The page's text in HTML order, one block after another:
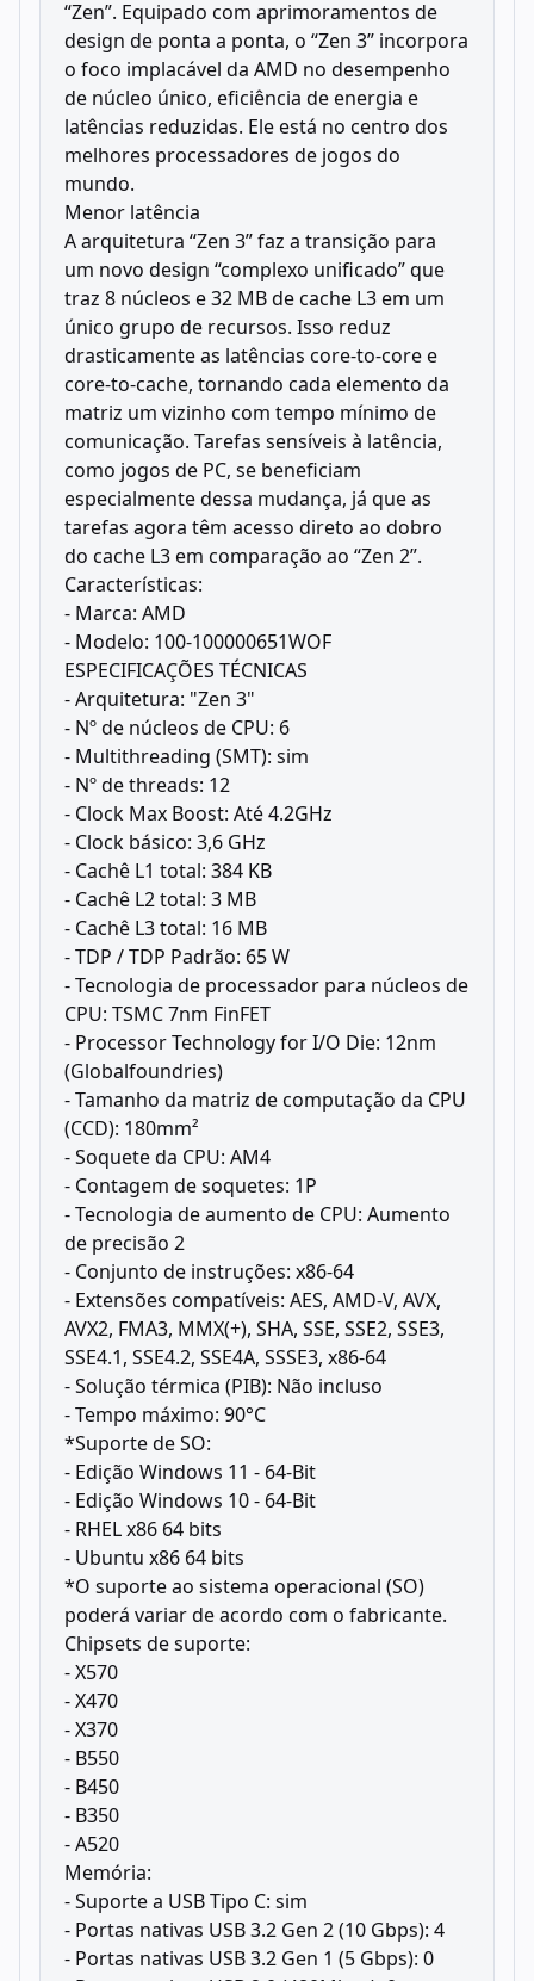
“Zen”. Equipado com aprimoramentos de
design de ponta a ponta, o “Zen 3” incorpora
o foco implacável da AMD no desempenho
de núcleo único, eficiência de energia e
latências reduzidas. Ele está no centro dos
melhores processadores de jogos do
mundo.
Menor latência
A arquitetura “Zen 3” faz a transição para
um novo design “complexo unificado” que
traz 8 núcleos e 32 MB de cache L3 em um
único grupo de recursos. Isso reduz
drasticamente as latências core-to-core e
core-to-cache, tornando cada elemento da
matriz um vizinho com tempo mínimo de
comunicação. Tarefas sensíveis à latência,
como jogos de PC, se beneficiam
especialmente dessa mudança, já que as
tarefas agora têm acesso direto ao dobro
do cache L3 em comparação ao “Zen 2”.
Características:
- Marca: AMD
- Modelo: 100-100000651WOF
ESPECIFICAÇÕES TÉCNICAS
- Arquitetura: "Zen 3"
- Nº de núcleos de CPU: 6
- Multithreading (SMT): sim
- Nº de threads: 12
- Clock Max Boost: Até 4.2GHz
- Clock básico: 3,6 GHz
- Cachê L1 total: 384 KB
- Cachê L2 total: 3 MB
- Cachê L3 total: 16 MB
- TDP / TDP Padrão: 65 W
- Tecnologia de processador para núcleos de
CPU: TSMC 7nm FinFET
- Processor Technology for I/O Die: 12nm
(Globalfoundries)
- Tamanho da matriz de computação da CPU
(CCD): 180mm²
- Soquete da CPU: AM4
- Contagem de soquetes: 1P
- Tecnologia de aumento de CPU: Aumento
de precisão 2
- Conjunto de instruções: x86-64
- Extensões compatíveis: AES, AMD-V, AVX,
AVX2, FMA3, MMX(+), SHA, SSE, SSE2, SSE3,
SSE4.1, SSE4.2, SSE4A, SSSE3, x86-64
- Solução térmica (PIB): Não incluso
- Tempo máximo: 90°C
*Suporte de SO:
- Edição Windows 11 - 64-Bit
- Edição Windows 10 - 64-Bit
- RHEL x86 64 bits
- Ubuntu x86 64 bits
*O suporte ao sistema operacional (SO)
poderá variar de acordo com o fabricante.
Chipsets de suporte:
- X570
- X470
- X370
- B550
- B450
- B350
- A520
Memória:
- Suporte a USB Tipo C: sim
- Portas nativas USB 3.2 Gen 2 (10 Gbps): 4
- Portas nativas USB 3.2 Gen 1 (5 Gbps): 0